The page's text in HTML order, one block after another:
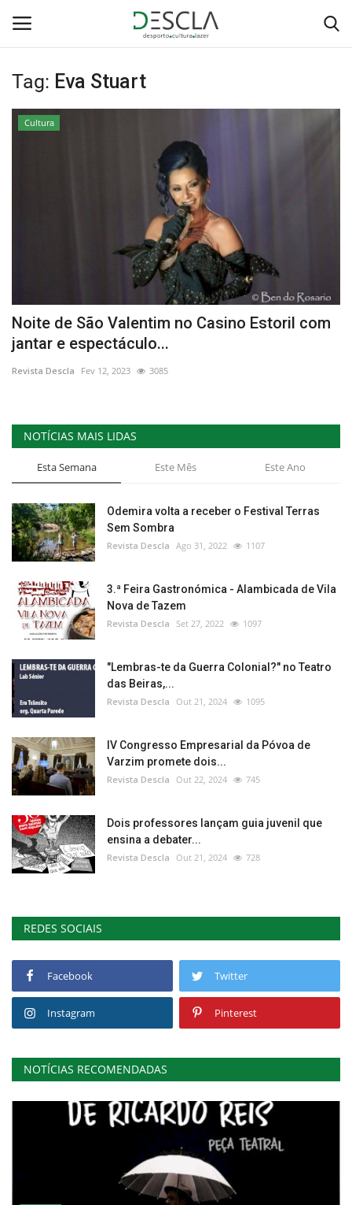
Login
Sobre Nós
Educação
Estatuto Editorial
Saúde
Ficha técnica
Cultura
Lazer
Ambiente
Tag: Eva Stuart
Cultura
Noite de São Valentim no Casino Estoril com
jantar e espectáculo...
Revista Descla Fev 12, 2023 3085
NOTÍCIAS MAIS LIDAS
Esta Semana Este Mês Este Ano
Odemira volta a receber o Festival Terras
Sem Sombra
Revista Descla Ago 31, 2022 1107
3.ª Feira Gastronómica - Alambicada de Vila
Nova de Tazem
Revista Descla Set 27, 2022 1097
"Lembras-te da Guerra Colonial?" no Teatro
das Beiras,...
Revista Descla Out 21, 2024 1095
IV Congresso Empresarial da Póvoa de
Varzim promete dois...
Revista Descla Out 22, 2024 745
Dois professores lançam guia juvenil que
ensina a debater...
Revista Descla Out 21, 2024 728
REDES SOCIAIS
Facebook Twitter
Instagram Pinterest
NOTÍCIAS RECOMENDADAS